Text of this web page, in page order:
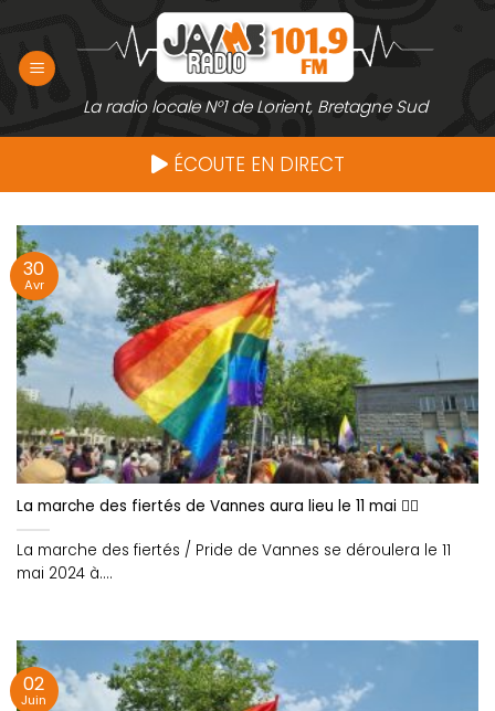
contenu
La radio locale N°1 de Lorient, Bretagne Sud
ÉCOUTE EN DIRECT
La marche des fiertés de Vannes aura lieu le 11 mai 🏳️‍🌈
La marche des fiertés / Pride de Vannes se déroulera le 11
mai 2024 à....
30
Avr
02
Juin